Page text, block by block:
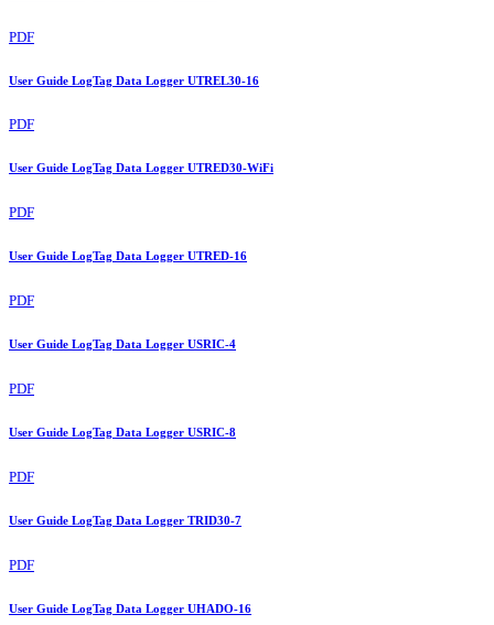
PDF
User Guide LogTag Data Logger UTREL30-16
PDF
User Guide LogTag Data Logger UTRED30-WiFi
PDF
User Guide LogTag Data Logger UTRED-16
PDF
User Guide LogTag Data Logger USRIC-4
PDF
User Guide LogTag Data Logger USRIC-8
PDF
User Guide LogTag Data Logger TRID30-7
PDF
User Guide LogTag Data Logger UHADO-16